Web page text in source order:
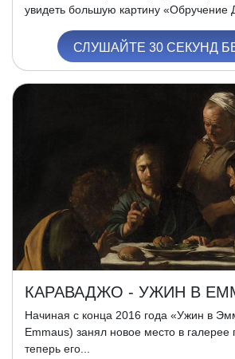
увидеть большую картину «Обручение
СЛУШАЙТЕ 30 СЕКУНД
КАРАВАДЖО - УЖИН В
Начиная с конца 2016 года «Ужин в
Emmaus) занял новое место в галерее
теперь его...